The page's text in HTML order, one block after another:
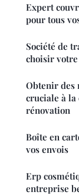
Expert
pour tous
Société de
choisir
Obtenir des
cruciale à la
rénovation
Boîte en
vos envois
Erp
entreprise